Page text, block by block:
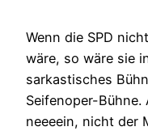
Wenn die SPD
wäre, so wäre sie
sarkastisches
Seifenoper-
neeeein, nicht der